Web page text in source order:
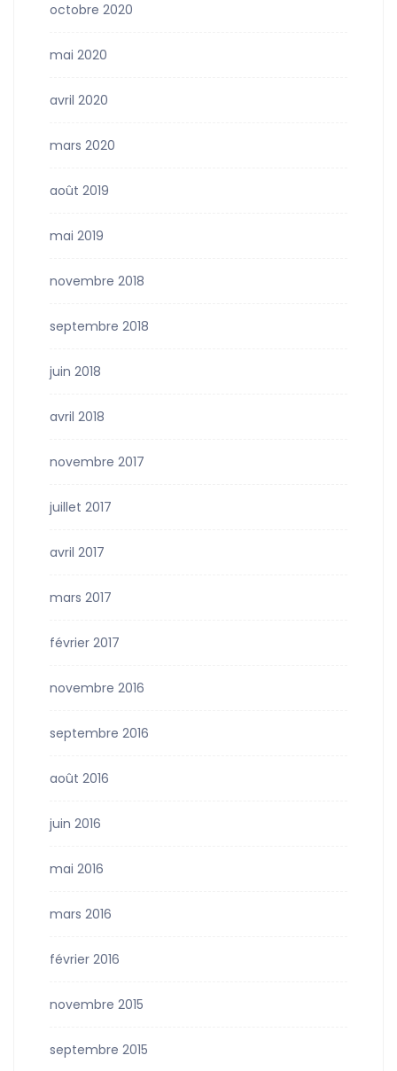
octobre 2020
mai 2020
avril 2020
mars 2020
août 2019
mai 2019
novembre 2018
septembre 2018
juin 2018
avril 2018
novembre 2017
juillet 2017
avril 2017
mars 2017
février 2017
novembre 2016
septembre 2016
août 2016
juin 2016
mai 2016
mars 2016
février 2016
novembre 2015
septembre 2015